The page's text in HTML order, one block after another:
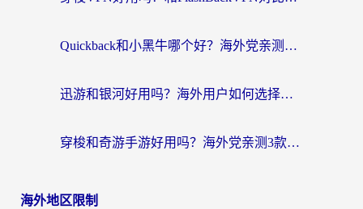
Quickback和小黑牛哪个好？海外党亲测指南，选对回国加速器秒回国内
迅游和银河好用吗？海外用户如何选择回国加速器实现无缝访问国内资源
穿梭和奇游手游好用吗？海外党亲测3款回国加速器，附蜜蜂加速器七天试用攻略
海外地区限制